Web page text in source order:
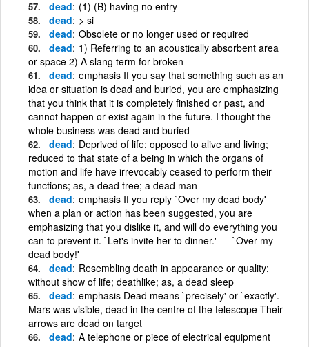
dead (1) (B) having no entry
dead > si
dead Obsolete or no longer used or required
dead 1) Referring to an acoustically absorbent area
or space 2) A slang term for broken
dead emphasis If you say that something such as an
idea or situation is dead and buried, you are emphasizing
that you think that it is completely finished or past, and
cannot happen or exist again in the future. I thought the
whole business was dead and buried
dead Deprived of life; opposed to alive and living;
reduced to that state of a being in which the organs of
motion and life have irrevocably ceased to perform their
functions; as, a dead tree; a dead man
dead emphasis If you reply `Over my dead body'
when a plan or action has been suggested, you are
emphasizing that you dislike it, and will do everything you
can to prevent it. `Let's invite her to dinner.' --- `Over my
dead body!'
dead Resembling death in appearance or quality;
without show of life; deathlike; as, a dead sleep
dead emphasis Dead means `precisely' or `exactly'.
Mars was visible, dead in the centre of the telescope Their
arrows are dead on target
dead A telephone or piece of electrical equipment